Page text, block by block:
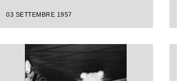
03 SETTEMBRE 1957